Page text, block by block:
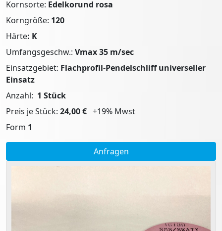
Kornsorte: Edelkorund rosa
Korngröße: 120
Härte: K
Umfangsgeschw.: Vmax 35 m/sec
Einsatzgebiet: Flachprofil-Pendelschliff universeller
Einsatz
Anzahl: 1 Stück
Preis je Stück: 24,00 € +19% Mwst
Form 1
Anfragen